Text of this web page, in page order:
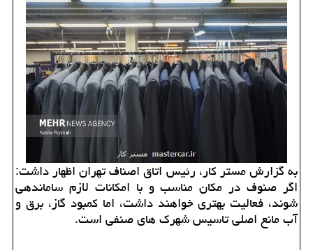
به گزارش مستر کار، رئیس اتاق اصناف تهران اظهار داشت:
اگر صنوف در مکان مناسب و با امکانات لازم ساماندهی
شوند، فعالیت بهتری خواهند داشت، اما کمبود گاز، برق و
آب مانع اصلی تاسیس شهرک های صنفی است.